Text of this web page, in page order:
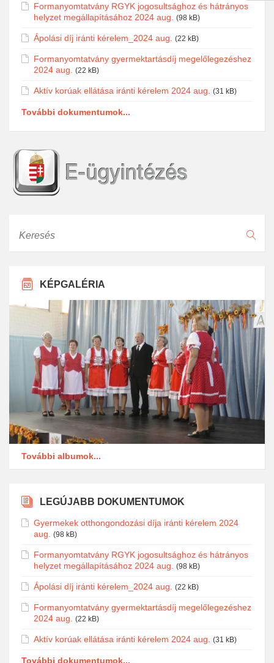
Formanyomtatvány RGYK jogosultsághoz és hátrányos
helyzet megállapításához 2024 aug.
(98 kB)
Ápolási díj iránti kérelem_2024 aug. (22 kB)
Formanyomtatvány gyermektartásdíj megelőlegezéshez
2024 aug.
(22 kB)
Aktív korúak ellátása iránti kérelem 2024 aug. (31 kB)
További dokumentumok...
KÉPGALÉRIA
További albumok...
LEGÚJABB DOKUMENTUMOK
Gyermekek otthongondozási díja iránti kérelem 2024
aug.
(98 kB)
Formanyomtatvány RGYK jogosultsághoz és hátrányos
helyzet megállapításához 2024 aug.
(98 kB)
Ápolási díj iránti kérelem_2024 aug. (22 kB)
Formanyomtatvány gyermektartásdíj megelőlegezéshez
2024 aug.
(22 kB)
Aktív korúak ellátása iránti kérelem 2024 aug. (31 kB)
További dokumentumok...